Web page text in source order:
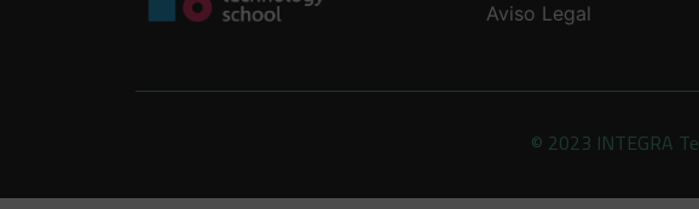
Aviso Legal
© 2023 INTEGRA